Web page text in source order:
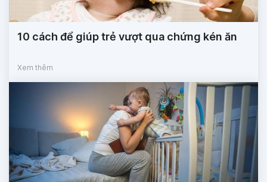
10 cách để giúp trẻ vượt qua chứng kén ăn
Xem thêm